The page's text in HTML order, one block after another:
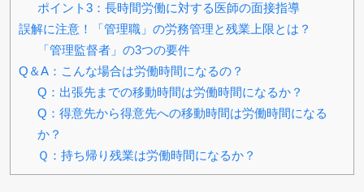
ポイント3：長時間労働に対する医師の面接指導
誤解に注意！「管理職」の労務管理と残業上限とは？
「管理監督者」の3つの要件
Q＆A：こんな場合は労働時間になるの？
Q：出張先までの移動時間は労働時間になるか？
Q：得意先から得意先への移動時間は労働時間になる
か？
Ｑ：持ち帰り残業は労働時間になるか？